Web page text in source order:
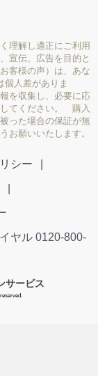
理解し適正にご利用
宣伝、広告を目的と
客様の声）は、あな
個人差がありま
を収集し、必要に応
してください。 購入
った場合の保証が無
お願いいたします。
シー
ヤル 0120-800-
サービス